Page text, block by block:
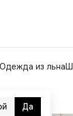
Одежда из льна
Да